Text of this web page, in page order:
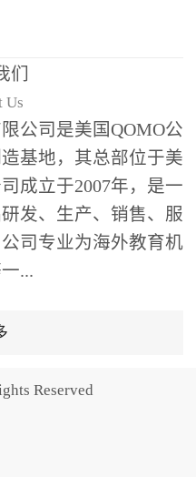
们
Us
公司是美国QOMO公
基地，其总部位于美
成立于2007年，是一
发、生产、销售、服
司专业为海外教育机
...
Reserved